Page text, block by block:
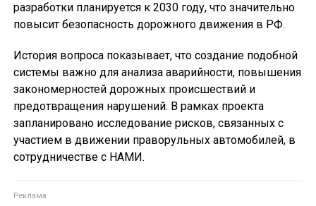
разработки планируется к 2030 году, что значительно
повысит безопасность дорожного движения в РФ.
История вопроса показывает, что создание подобной
системы важно для анализа аварийности, повышения
закономерностей дорожных происшествий и
предотвращения нарушений. В рамках проекта
запланировано исследование рисков, связанных с
участием в движении праворульных автомобилей, в
сотрудничестве с НАМИ.